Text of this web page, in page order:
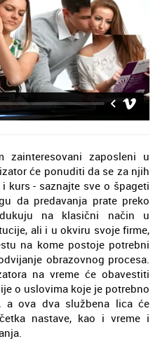
zainteresovani zaposleni u
će ponuditi da se za njih
kurs - saznajte sve o špageti
da predavanja prate preko
na klasični način u
ali i u okviru svoje firme,
na kome postoje potrebni
obrazovnog procesa.
na vreme će obavestiti
o uslovima koje je potrebno
a ova dva službena lica će
nastave, kao i vreme i